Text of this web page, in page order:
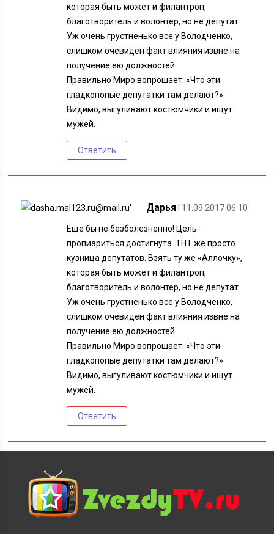
которая быть может и филантроп,
благотворитель и волонтер, но не депутат.
Уж очень грустненько все у Володченко,
слишком очевиден факт влияния извне на
получение ею должностей.
Правильно Миро вопрошает: «Что эти
гладкопопые депутатки там делают?»
Видимо, выгуливают костюмчики и ищут
мужей.
Ответить
Дарья | 11.09.2017 06:10
Еще бы не безболезненно! Цель
пропиариться достигнута. ТНТ же просто
кузница депутатов. Взять ту же «Аллочку»,
которая быть может и филантроп,
благотворитель и волонтер, но не депутат.
Уж очень грустненько все у Володченко,
слишком очевиден факт влияния извне на
получение ею должностей.
Правильно Миро вопрошает: «Что эти
гладкопопые депутатки там делают?»
Видимо, выгуливают костюмчики и ищут
мужей.
Ответить